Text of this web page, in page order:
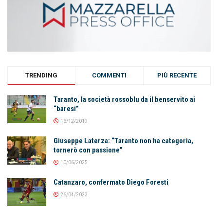
TRENDING COMMENTI PIÙ RECENTE
Taranto, la società rossoblu da il benservito ai
“baresi”
16/12/2019
Giuseppe Laterza: “Taranto non ha categoria,
tornerò con passione”
10/06/2025
Catanzaro, confermato Diego Foresti
26/04/2023